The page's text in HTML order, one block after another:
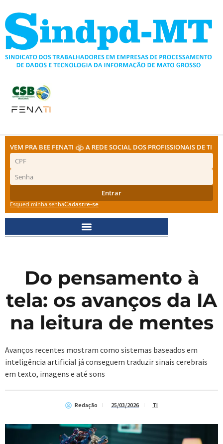
para
conteúdo
VEM PRA BEE FENATI A REDE SOCIAL DOS PROFISSIONAIS DE TI
Entrar
Esqueci minha senhaCadastre-se
Do pensamento à
tela: os avanços da IA
na leitura de mentes
Avanços recentes mostram como sistemas baseados em
inteligência artificial já conseguem traduzir sinais cerebrais
em texto, imagens e até sons
Redação 25/03/2026 TI